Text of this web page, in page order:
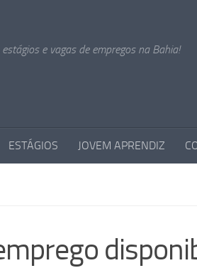
e vagas de empregos na Bahia!
ESTÁGIOS JOVEM APRENDIZ